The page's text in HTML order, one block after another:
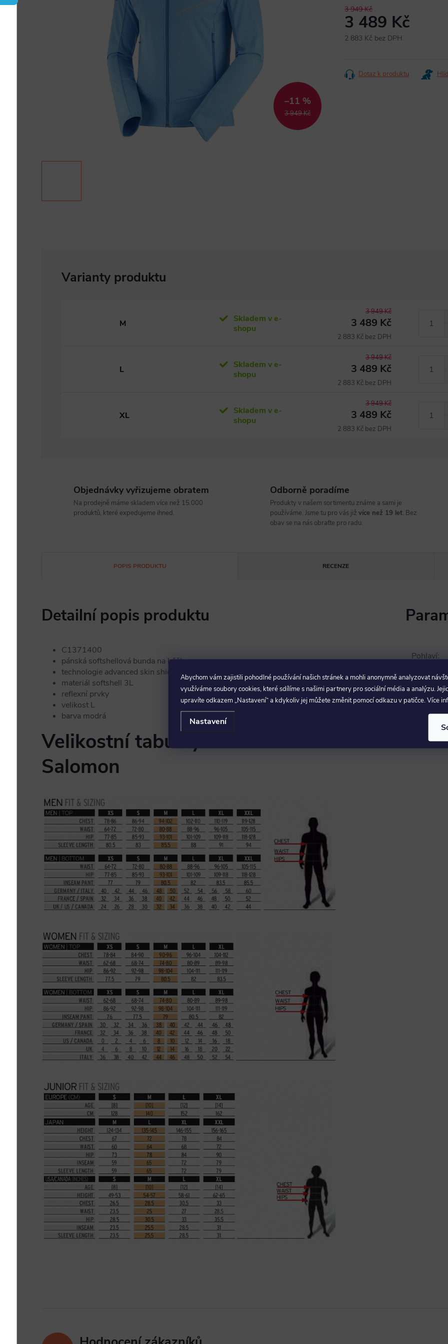
Abychom vám zajistili pohodlné používání našich stránek a mohli anonymně analyzovat
využíváme soubory cookies, které sdílíme s našimi partnery pro sociální média a analýzu.
upravíte odkazem „Nastavení“ a kdykoliv jej můžete změnit pomocí odkazu v patičce. Více
Nastavení
3 949 Kč
–11 %
3 949 Kč
3 489 Kč
2 883 Kč bez DPH
Dotaz k produktu
M
Skladem v e-
shopu
3 949 Kč
3 489 Kč
2 883 Kč bez DPH
L
Skladem v e-
shopu
3 949 Kč
3 489 Kč
2 883 Kč bez DPH
XL
Skladem v e-
shopu
3 949 Kč
3 489 Kč
2 883 Kč bez DPH
Objednávky vyřizujeme obratem
Na prodejně máme skladem více než 15.000
produktů, které expedujeme ihned.
Odborně poradíme
Produkty v našem sortimentu známe a sami je
používáme. Jsme tu pro vás již více než 19 let. Bez
obav se na nás obraťte pro radu.
POPIS PRODUKTU RECENZE
Detailní popis produktu
C1371400
pánská softshellová bunda na běžky
technologie advanced skin shield
materiál softshell 3L
reflexní prvky
velikost L
barva modrá
Velikostní tabulky oblečení
Salomon
Pohlaví:
Produkt